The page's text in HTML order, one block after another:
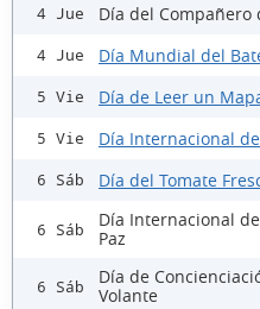
4 Jue Día del Compañero
4 Jue Día Mundial del
5 Vie Día de Leer un
5 Vie Día Internacional
6 Sáb Día del Tomate
6 Sáb
Día Internacional
Paz
6 Sáb
Día de
Volante